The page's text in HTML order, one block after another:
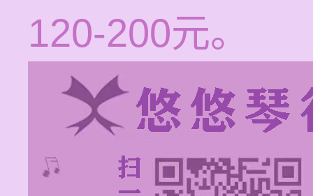
120-200元。